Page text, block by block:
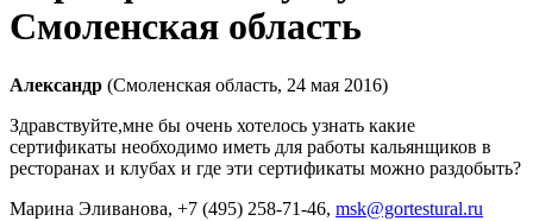
Смоленская область
Александр (Смоленская область, 24 мая 2016)
Здравствуйте,мне бы очень хотелось узнать какие
сертификаты необходимо иметь для работы кальянщиков в
ресторанах и клубах и где эти сертификаты можно раздобыть?
Марина Эливанова, +7 (495) 258-71-46, msk@gortestural.ru